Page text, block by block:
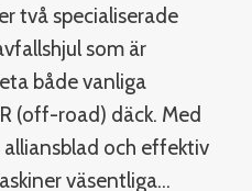
två specialiserade
som är
både vanliga
(off-road) däck. Med
och effektiv
väsentliga…